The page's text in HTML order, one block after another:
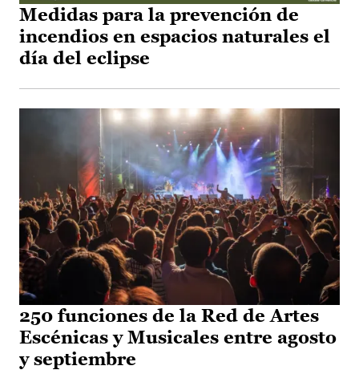
Medidas para la prevención de
incendios en espacios naturales el
día del eclipse
250 funciones de la Red de Artes
Escénicas y Musicales entre agosto
y septiembre